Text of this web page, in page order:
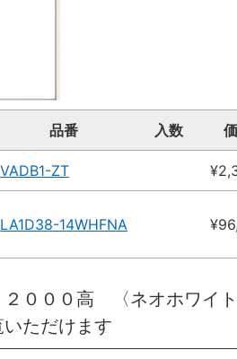
品番 入数
VADB1-ZT
LA1D38-14WHFNA
０００高 〈ネオホワイ
ただけます